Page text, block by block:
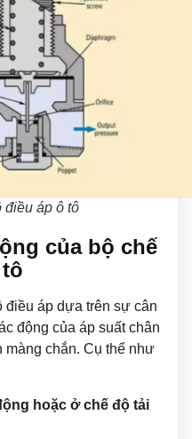
điều áp ô tô
của bộ chế
điều áp dựa trên sự cân
động của áp suất chân
màng chắn. Cụ thể như
hoặc ở chế độ tải